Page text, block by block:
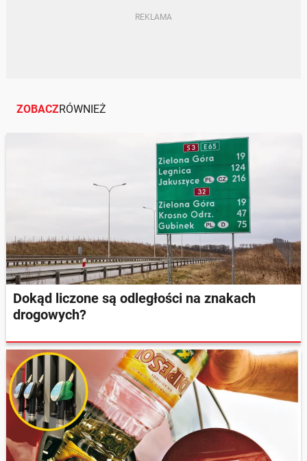
ZOBACZRÓWNIEŻ
Dokąd liczone są odległości na znakach
drogowych?